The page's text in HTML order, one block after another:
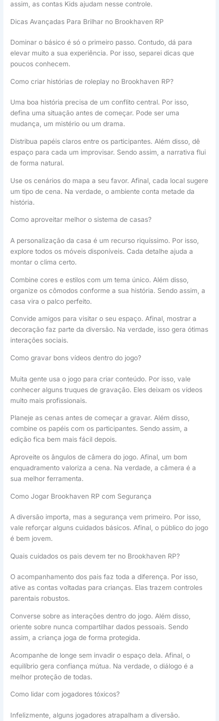
assim, as contas Kids ajudam nesse controle.
Dicas Avançadas Para Brilhar no Brookhaven RP
Dominar o básico é só o primeiro passo. Contudo, dá para
elevar muito a sua experiência. Por isso, separei dicas que
poucos conhecem.
Como criar histórias de roleplay no Brookhaven RP?
Uma boa história precisa de um conflito central. Por isso,
defina uma situação antes de começar. Pode ser uma
mudança, um mistério ou um drama.
Distribua papéis claros entre os participantes. Além disso, dê
espaço para cada um improvisar. Sendo assim, a narrativa flui
de forma natural.
Use os cenários do mapa a seu favor. Afinal, cada local sugere
um tipo de cena. Na verdade, o ambiente conta metade da
história.
Como aproveitar melhor o sistema de casas?
A personalização da casa é um recurso riquíssimo. Por isso,
explore todos os móveis disponíveis. Cada detalhe ajuda a
montar o clima certo.
Combine cores e estilos com um tema único. Além disso,
organize os cômodos conforme a sua história. Sendo assim, a
casa vira o palco perfeito.
Convide amigos para visitar o seu espaço. Afinal, mostrar a
decoração faz parte da diversão. Na verdade, isso gera ótimas
interações sociais.
Como gravar bons vídeos dentro do jogo?
Muita gente usa o jogo para criar conteúdo. Por isso, vale
conhecer alguns truques de gravação. Eles deixam os vídeos
muito mais profissionais.
Planeje as cenas antes de começar a gravar. Além disso,
combine os papéis com os participantes. Sendo assim, a
edição fica bem mais fácil depois.
Aproveite os ângulos de câmera do jogo. Afinal, um bom
enquadramento valoriza a cena. Na verdade, a câmera é a
sua melhor ferramenta.
Como Jogar Brookhaven RP com Segurança
A diversão importa, mas a segurança vem primeiro. Por isso,
vale reforçar alguns cuidados básicos. Afinal, o público do jogo
é bem jovem.
Quais cuidados os pais devem ter no Brookhaven RP?
O acompanhamento dos pais faz toda a diferença. Por isso,
ative as contas voltadas para crianças. Elas trazem controles
parentais robustos.
Converse sobre as interações dentro do jogo. Além disso,
oriente sobre nunca compartilhar dados pessoais. Sendo
assim, a criança joga de forma protegida.
Acompanhe de longe sem invadir o espaço dela. Afinal, o
equilíbrio gera confiança mútua. Na verdade, o diálogo é a
melhor proteção de todas.
Como lidar com jogadores tóxicos?
Infelizmente, alguns jogadores atrapalham a diversão.